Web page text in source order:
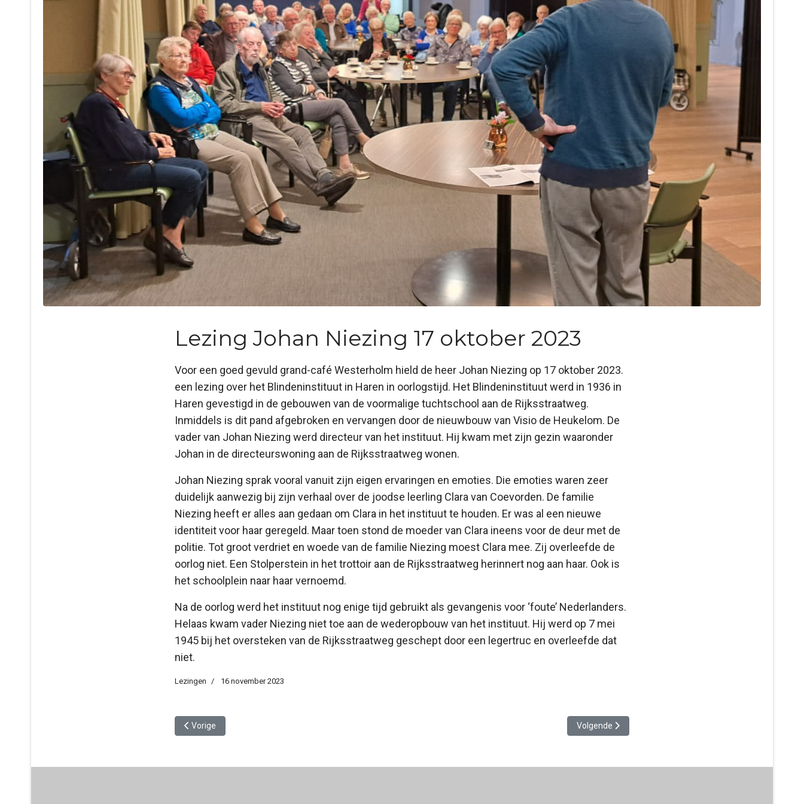
Lezing Johan Niezing 17 oktober 2023
Voor een goed gevuld grand-café Westerholm hield de heer Johan Niezing op 17 oktober 2023.
een lezing over het Blindeninstituut in Haren in oorlogstijd. Het Blindeninstituut werd in 1936 in
Haren gevestigd in de gebouwen van de voormalige tuchtschool aan de Rijksstraatweg.
Inmiddels is dit pand afgebroken en vervangen door de nieuwbouw van Visio de Heukelom. De
vader van Johan Niezing werd directeur van het instituut. Hij kwam met zijn gezin waaronder
Johan in de directeurswoning aan de Rijksstraatweg wonen.
Johan Niezing sprak vooral vanuit zijn eigen ervaringen en emoties. Die emoties waren zeer
duidelijk aanwezig bij zijn verhaal over de joodse leerling Clara van Coevorden. De familie
Niezing heeft er alles aan gedaan om Clara in het instituut te houden. Er was al een nieuwe
identiteit voor haar geregeld. Maar toen stond de moeder van Clara ineens voor de deur met de
politie. Tot groot verdriet en woede van de familie Niezing moest Clara mee. Zij overleefde de
oorlog niet. Een Stolperstein in het trottoir aan de Rijksstraatweg herinnert nog aan haar. Ook is
het schoolplein naar haar vernoemd.
Na de oorlog werd het instituut nog enige tijd gebruikt als gevangenis voor ‘foute’ Nederlanders.
Helaas kwam vader Niezing niet toe aan de wederopbouw van het instituut. Hij werd op 7 mei
1945 bij het oversteken van de Rijksstraatweg geschept door een legertruc en overleefde dat
niet.
Lezingen 16 november 2023
Vorig artikel: Nieuwjaarsbijeenkomst en Pub-Quiz
Vorige Volgende artikel: Lezing Eppo van Koldam 15 juli 2022:
Volgende